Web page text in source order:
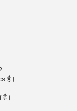
है।
है।